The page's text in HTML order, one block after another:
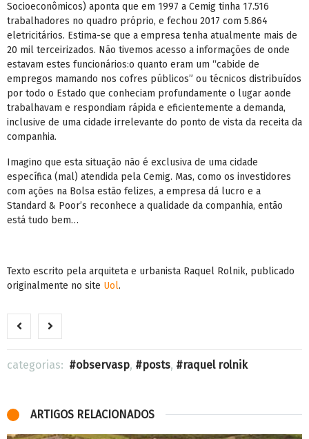
Socioeconômicos) aponta que em 1997 a Cemig tinha 17.516
trabalhadores no quadro próprio, e fechou 2017 com 5.864
eletricitários. Estima-se que a empresa tenha atualmente mais de
20 mil terceirizados. Não tivemos acesso a informações de onde
estavam estes funcionários:o quanto eram um “cabide de
empregos mamando nos cofres públicos” ou técnicos distribuídos
por todo o Estado que conheciam profundamente o lugar aonde
trabalhavam e respondiam rápida e eficientemente a demanda,
inclusive de uma cidade irrelevante do ponto de vista da receita da
companhia.
Imagino que esta situação não é exclusiva de uma cidade
específica (mal) atendida pela Cemig. Mas, como os investidores
com ações na Bolsa estão felizes, a empresa dá lucro e a
Standard & Poor’s reconhece a qualidade da companhia, então
está tudo bem…
Texto escrito pela arquiteta e urbanista Raquel Rolnik, publicado
originalmente no site Uol.
categorias: observasp, posts, raquel rolnik
ARTIGOS RELACIONADOS